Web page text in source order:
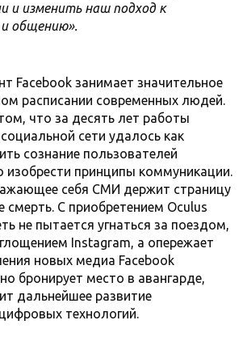
и изменить наш подход к
общению».
Facebook занимает значительное
расписании современных людей.
что за десять лет работы
сети удалось как
сознание пользователей
изобрести принципы коммуникации.
себя СМИ держит страницу
смерть. С приобретением Oculus
не пытается угнаться за поездом,
Instagram, а опережает
новых медиа Facebook
бронирует место в авангарде,
дальнейшее развитие
технологий.